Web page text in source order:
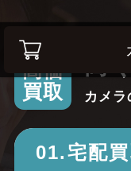
高価
買取
高
カメ
01.宅配